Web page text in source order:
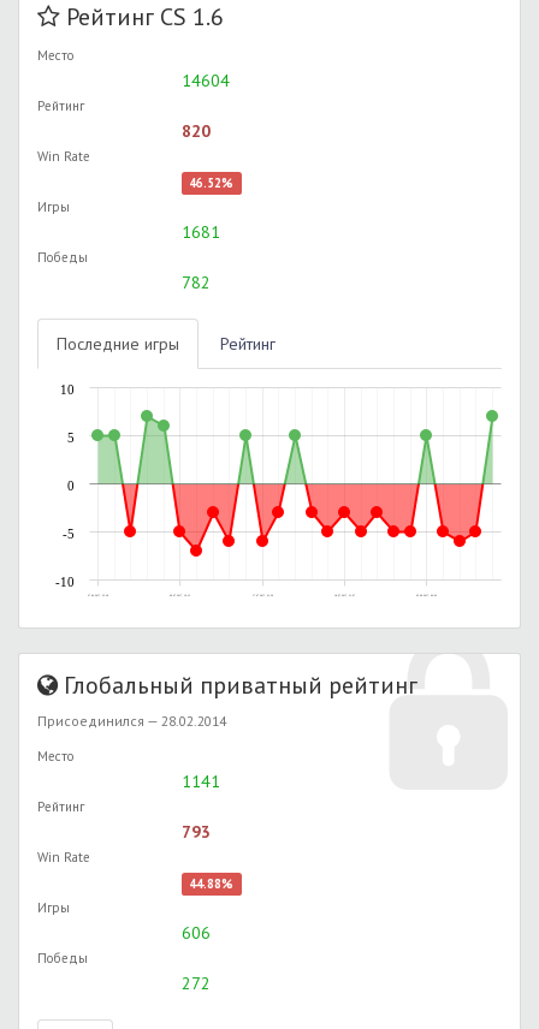
Рейтинг CS 1.6
Место
14604
Рейтинг
820
Win Rate
46.52%
Игры
1681
Победы
782
Последние игры Рейтинг
27.06.2017, 23:38 09.07.2017, 16:13 17.07.2017, 01:50 18.07.2017, 21:07 02.08.2017, 00:02
-10
-5
0
5
10
Глобальный приватный рейтинг
Присоединился — 28.02.2014
Место
1141
Рейтинг
793
Win Rate
44.88%
Игры
606
Победы
272